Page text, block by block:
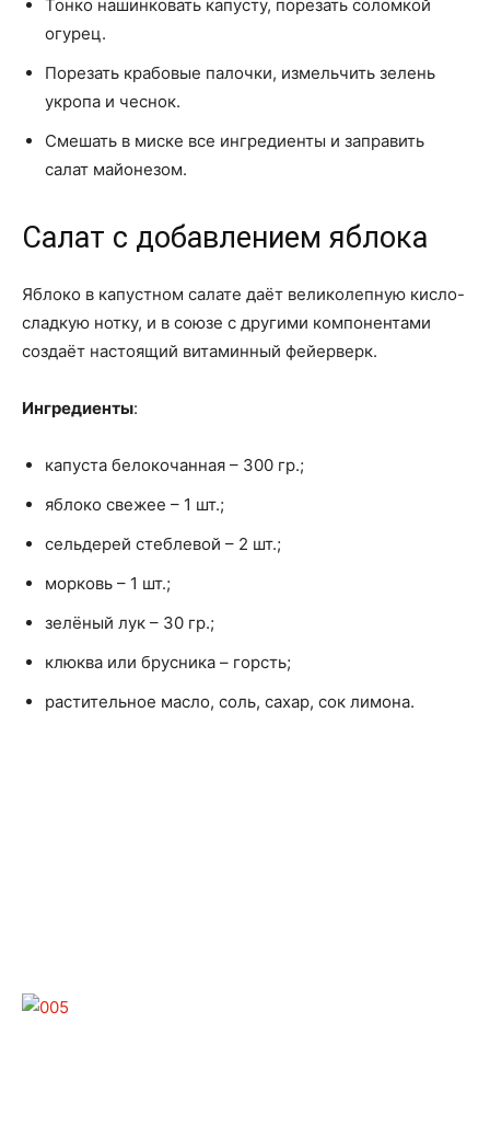
Тонко нашинковать капусту, порезать соломкой
огурец.
Порезать крабовые палочки, измельчить зелень
укропа и чеснок.
Смешать в миске все ингредиенты и заправить
салат майонезом.
Салат с добавлением яблока
Яблоко в капустном салате даёт великолепную кисло-
сладкую нотку, и в союзе с другими компонентами
создаёт настоящий витаминный фейерверк.
Ингредиенты:
капуста белокочанная – 300 гр.;
яблоко свежее – 1 шт.;
сельдерей стеблевой – 2 шт.;
морковь – 1 шт.;
зелёный лук – 30 гр.;
клюква или брусника – горсть;
растительное масло, соль, сахар, сок лимона.